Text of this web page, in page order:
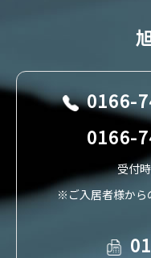
0166-
0166-
受付
※ご入居者様から